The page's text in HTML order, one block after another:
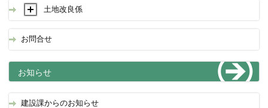
土地改良係
お問合せ
お知らせ
建設課からのお知らせ